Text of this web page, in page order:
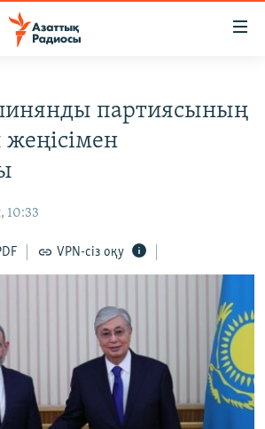
партиясының
жеңісімен
10:33
VPN-сіз оқу